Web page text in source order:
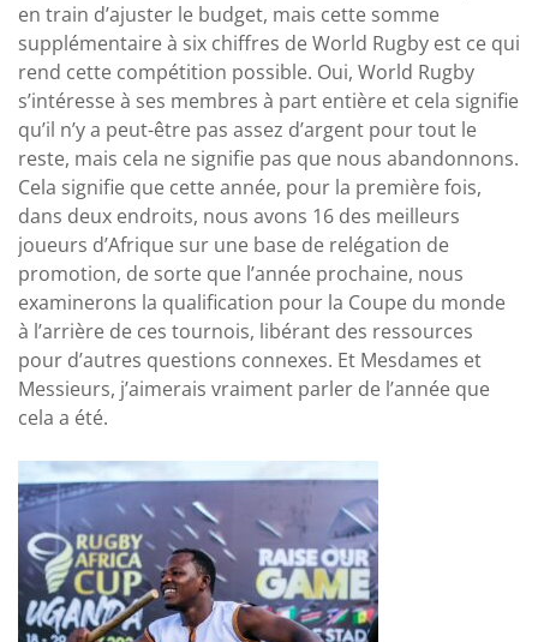
en train d’ajuster le budget, mais cette somme
supplémentaire à six chiffres de World Rugby est ce qui
rend cette compétition possible. Oui, World Rugby
s’intéresse à ses membres à part entière et cela signifie
qu’il n’y a peut-être pas assez d’argent pour tout le
reste, mais cela ne signifie pas que nous abandonnons.
Cela signifie que cette année, pour la première fois,
dans deux endroits, nous avons 16 des meilleurs
joueurs d’Afrique sur une base de relégation de
promotion, de sorte que l’année prochaine, nous
examinerons la qualification pour la Coupe du monde
à l’arrière de ces tournois, libérant des ressources
pour d’autres questions connexes. Et Mesdames et
Messieurs, j’aimerais vraiment parler de l’année que
cela a été.